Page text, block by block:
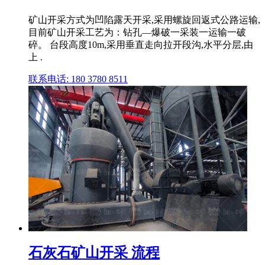
矿山开采方式为凹陷露天开采,采用螺旋回返式公路运输,
目前矿山开采工艺为：钻孔—爆破一采装一运输一破
碎。 台段高度10m,采用垂直走向拉开段沟,水平分层,由
上 .
联系电话: 180 3780 8511
石灰石矿山开采 流程